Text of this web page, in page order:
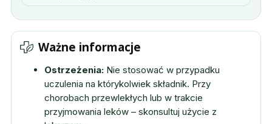
Ważne informacje
Ostrzeżenia: Nie stosować w przypadku
uczulenia na którykolwiek składnik. Przy
chorobach przewlekłych lub w trakcie
przyjmowania leków – skonsultuj użycie z